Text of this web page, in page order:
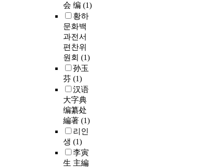
会 编 (1)
황하
문화백
과전서
편찬위
원회 (1)
孙玉
芬 (1)
汉语
大字典
编纂处
編著 (1)
리인
생 (1)
李寅
生 主編